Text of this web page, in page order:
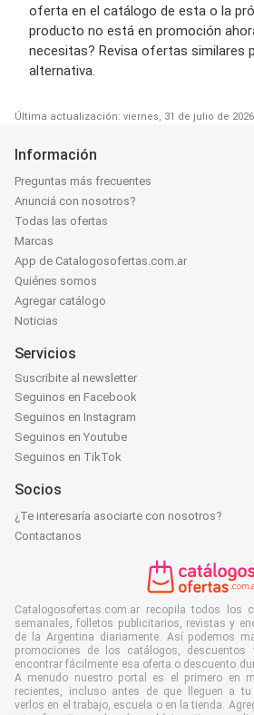
oferta en el catálogo de esta o la
producto no está en promoción
necesitas? Revisa ofertas similares
alternativa.
Última actualización: viernes, 31 de julio de 2026
Información
Preguntas más frecuentes
Anunciá con nosotros?
Todas las ofertas
Marcas
App de Catalogosofertas.com.ar
Quiénes somos
Agregar catálogo
Noticias
Servicios
Suscribite al newsletter
Seguinos en Facebook
Seguinos en Instagram
Seguinos en Youtube
Seguinos en TikTok
Socios
¿Te interesaría asociarte con nosotros?
Contactanos
Catalogosofertas.com.ar recopila todos los
semanales, folletos publicitarios, revistas y
de la Argentina diariamente. Así podemos
promociones de los catálogos,
encontrar fácilmente esa oferta o descuento
A menudo nuestro portal es el primero en
recientes, incluso antes de que lleguen a tu
verlos en el trabajo, escuela o en la tienda.